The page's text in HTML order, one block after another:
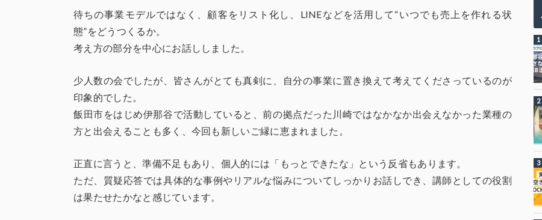
待ちの事業モデルではなく、顧客をリスト化し、LINEなどを活用して“いつでも売上を作れる状
態”をどうつくるか。
考え方の部分を中心にお話ししました。
少人数の会でしたが、皆さんがとても真剣に、自分の事業に置き換えて考えてくださっているのが
印象的でした。
飯田市をはじめ伊那谷で活動していると、前の拠点だった川崎ではなかなか出会えなかった業種の
方と出会えることも多く、今回も新しいご縁に恵まれました。
正直に言うと、準備不足もあり、個人的には「もっとできたな」という反省もあります。
ただ、質疑応答では具体的な事例やリアルな悩みについてしっかりお話しでき、講師としての役割
は果たせたかなと感じています。